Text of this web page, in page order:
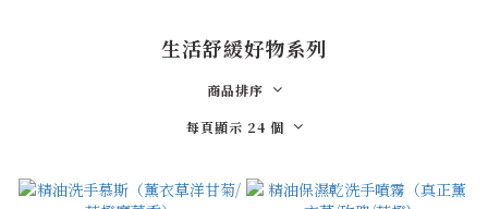
生活舒緩好物系列
商品排序
每頁顯示 24 個